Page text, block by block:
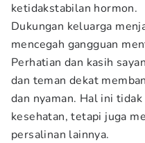
ketidakstabilan hormon.
Dukungan keluarga
mencegah gangguan
Perhatian dan kasih
dan teman dekat
dan nyaman. Hal ini
kesehatan, tetapi juga
persalinan lainnya.